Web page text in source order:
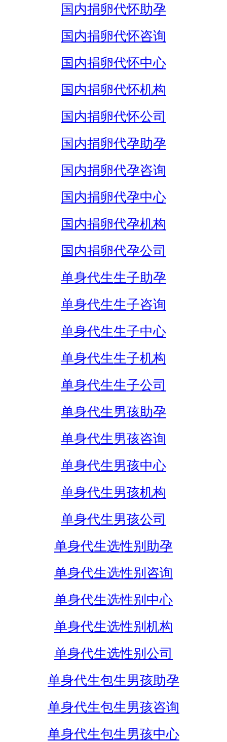
国内捐卵代怀助孕
国内捐卵代怀咨询
国内捐卵代怀中心
国内捐卵代怀机构
国内捐卵代怀公司
国内捐卵代孕助孕
国内捐卵代孕咨询
国内捐卵代孕中心
国内捐卵代孕机构
国内捐卵代孕公司
单身代生生子助孕
单身代生生子咨询
单身代生生子中心
单身代生生子机构
单身代生生子公司
单身代生男孩助孕
单身代生男孩咨询
单身代生男孩中心
单身代生男孩机构
单身代生男孩公司
单身代生选性别助孕
单身代生选性别咨询
单身代生选性别中心
单身代生选性别机构
单身代生选性别公司
单身代生包生男孩助孕
单身代生包生男孩咨询
单身代生包生男孩中心